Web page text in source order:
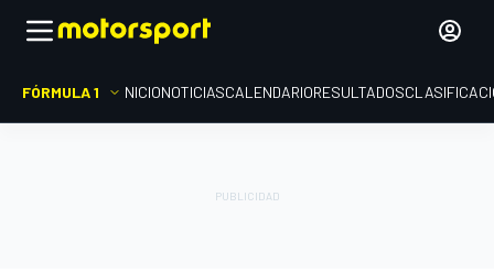
FÓRMULA 1 INICIONOTICIASCALENDARIORESULTADOS